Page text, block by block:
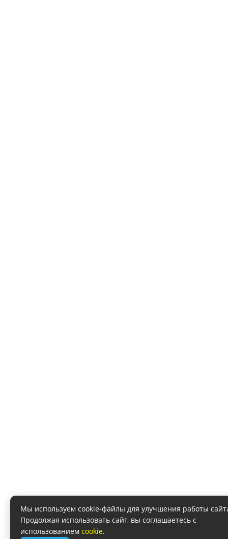
Мы используем cookie-файлы для улучшения работы
Продолжая использовать сайт, вы соглашаетесь с
использованием cookie.